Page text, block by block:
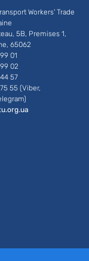
Workers' Trade
5B, Premises 1,
65062
01
02
57
55 (Viber,